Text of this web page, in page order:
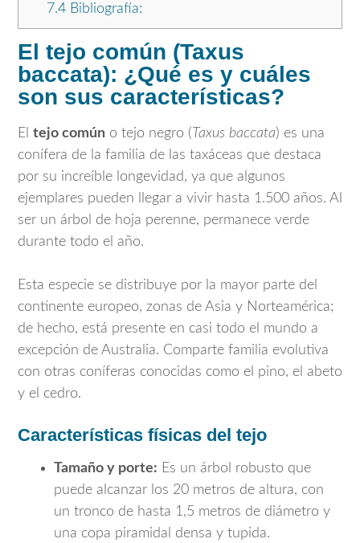
7.4Bibliografía:
El tejo común (Taxus
baccata): ¿Qué es y cuáles
son sus características?
El tejo común o tejo negro ( Taxus baccata) es una
conífera de la familia de las taxáceas que destaca
por su increíble longevidad, ya que algunos
ejemplares pueden llegar a vivir hasta 1.500 años. Al
ser un árbol de hoja perenne, permanece verde
durante todo el año.
Esta especie se distribuye por la mayor parte del
continente europeo, zonas de Asia y Norteamérica;
de hecho, está presente en casi todo el mundo a
excepción de Australia. Comparte familia evolutiva
con otras coníferas conocidas como el pino, el abeto
y el cedro.
Características físicas del tejo
Tamaño y porte: Es un árbol robusto que
puede alcanzar los 20 metros de altura, con
un tronco de hasta 1,5 metros de diámetro y
una copa piramidal densa y tupida.